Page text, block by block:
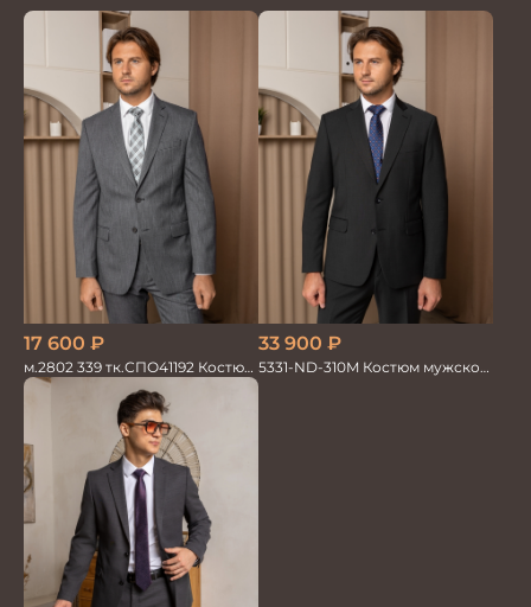
17 600 ₽
м.2802 339 тк.СПО41192 Костюм
мужской
33 900 ₽
5331-ND-310M Костюм мужской